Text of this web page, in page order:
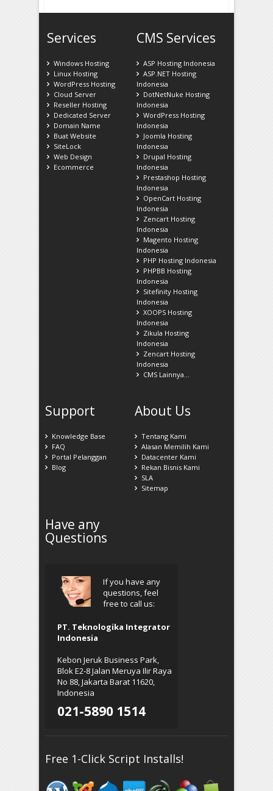
Services
Windows Hosting
Linux Hosting
WordPress Hosting
Cloud Server
Reseller Hosting
Dedicated Server
Domain Name
Buat Website
SiteLock
Web Design
Ecommerce
CMS Services
ASP Hosting Indonesia
ASP.NET Hosting
Indonesia
DotNetNuke Hosting
Indonesia
WordPress Hosting
Indonesia
Joomla Hosting
Indonesia
Drupal Hosting
Indonesia
Prestashop Hosting
Indonesia
OpenCart Hosting
Indonesia
Zencart Hosting
Indonesia
Magento Hosting
Indonesia
PHP Hosting Indonesia
PHPBB Hosting
Indonesia
Sitefinity Hosting
Indonesia
XOOPS Hosting
Indonesia
Zikula Hosting
Indonesia
Zencart Hosting
Indonesia
CMS Lainnya...
Support
Knowledge Base
FAQ
Portal Pelanggan
Blog
About Us
Tentang Kami
Alasan Memilih Kami
Datacenter Kami
Rekan Bisnis Kami
SLA
Sitemap
Have any
Questions
If you have any
questions, feel
free to call us:
PT. Teknologika Integrator
Indonesia
Kebon Jeruk Business Park,
Blok E2-8 Jalan Meruya Ilir Raya
No 88, Jakarta Barat 11620,
Indonesia
021-5890 1514
Free 1-Click Script Installs!